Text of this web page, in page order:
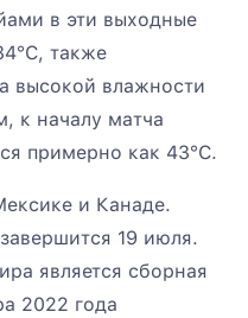
в эти выходные
также
высокой влажности
к началу матча
примерно как 43°C.
и Канаде.
19 июля.
является сборная
2022 года